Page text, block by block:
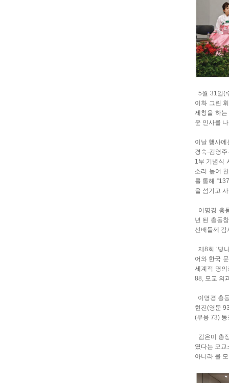
5월 31일(
이화 그린
제창을 하
운 인사를
이날 행사에
경숙·김영
1부 기념식
소리 높여
를 통해
을 섬기고
이명경 총
년 된 총동
선배들께 감
제8회 ‘빛
어와 한국
세계적 명
88, 모교 의
이명경 총
현진(영문
(무용 73)
김은미 총
였다는 모
아니라 롤